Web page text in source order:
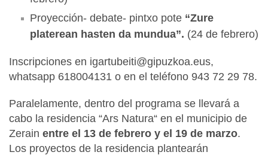
Proyección- debate- pintxo pote “Zure
platerean hasten da mundua”. (24 de febrero)
Inscripciones en igartubeiti@gipuzkoa.eus,
whatsapp 618004131 o en el teléfono 943 72 29 78.
Paralelamente, dentro del programa se llevará a
cabo la residencia “Ars Natura“ en el municipio de
Zerain entre el 13 de febrero y el 19 de marzo.
Los proyectos de la residencia plantearán